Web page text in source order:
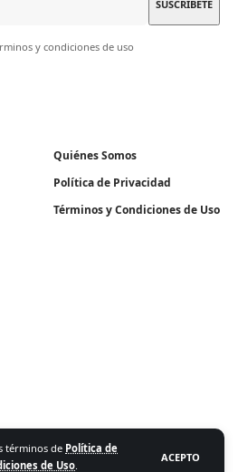
términos de Política de
de Uso.
ACEPTO
y condiciones de uso
Quiénes Somos
Política de Privacidad
Términos y Condiciones de Uso